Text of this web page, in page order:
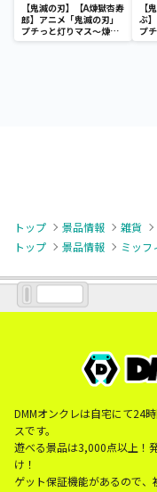
【鬼滅の刃】【A煉獄杏寿
郎】アニメ「鬼滅の刃」
プチっと灯りマス～煉獄
杏寿郎・胡蝶しのぶ～
【
ぶ
プ
杏
トップ 景品情報 雑貨
トップ
景品情報 ミッフ
DMMオンクレは自宅にて24
スです。
遊べる景品は3,000点以上！
け！
ゲット保証機能があるので、